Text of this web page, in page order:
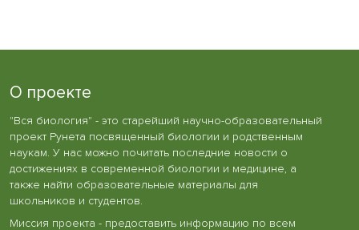
О проекте
"Вся биология" - это старейший научно-образовательный
проект Рунета посвященный биологии и родственным
наукам. У нас можно почитать последние новости о
достижениях в современной биологии и медицине, а
также найти образовательные материалы для
школьников и студентов.
Миссия проекта - предоставить информацию по всем